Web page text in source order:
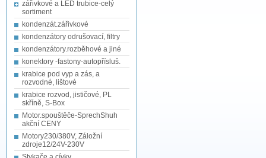
zářivkové a LED trubice-celý
sortiment
kondenzát.zářivkové
kondenzátory odrušovací, filtry
kondenzátory.rozběhové a jiné
konektory -fastony-autopřísluš.
krabice pod vyp a zás, a
rozvodné, lištové
krabice rozvod, jističové, PL
skříně, S-Box
Motor.spouštěče-SprechShuh
akční CENY
Motory230/380V, Záložní
zdroje12/24V-230V